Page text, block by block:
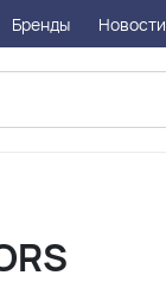
Бренды Новости